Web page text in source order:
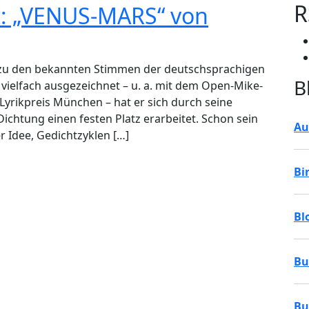
MARS“ von
den bekannten Stimmen der deutschsprachigen
ausgezeichnet – u. a. mit dem Open-Mike-
München – hat er sich durch seine
einen festen Platz erarbeitet. Schon sein
Idee, Gedichtzyklen […]